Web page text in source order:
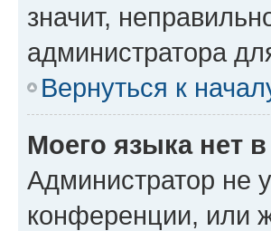
значит,
администратора
Вернуться к
Моего языка нет
Администратор не
конференции, или